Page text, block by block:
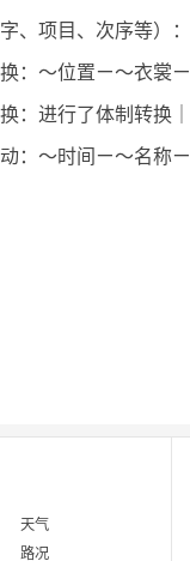
、项目、次序等）
：～位置ㄧ～衣裳
：进行了体制转换
：～时间ㄧ～名称
天气
路况